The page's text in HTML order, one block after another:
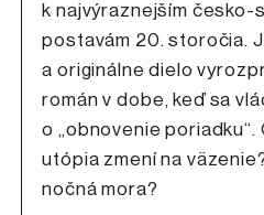
k najvýraznejším česko-
postavám 20. storočia.
a originálne dielo
román v dobe, keď sa
o „obnovenie poriadku“.
utópia zmení na
nočná mora?